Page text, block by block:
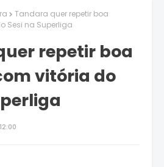
Tandara quer repetir boa
Sesi na Superliga
repetir boa
vitória do